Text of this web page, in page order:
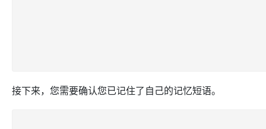
接下来，您需要确认您已记住了自己的记忆短语。